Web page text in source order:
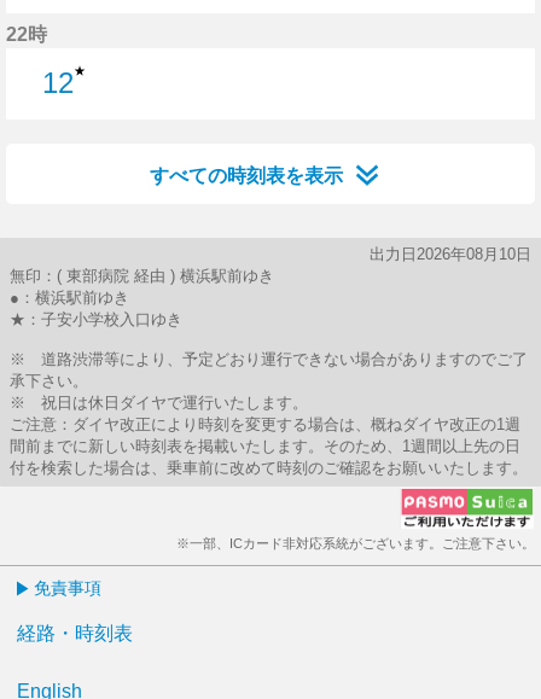
22時
12★
すべての時刻表を表示
出力日2026年08月10日
無印：( 東部病院 経由 ) 横浜駅前ゆき
●：横浜駅前ゆき
★：子安小学校入口ゆき
※ 道路渋滞等により、予定どおり運行できない場合がありますのでご了
承下さい。
※ 祝日は休日ダイヤで運行いたします。
ご注意：ダイヤ改正により時刻を変更する場合は、概ねダイヤ改正の1週
間前までに新しい時刻表を掲載いたします。そのため、1週間以上先の日
付を検索した場合は、乗車前に改めて時刻のご確認をお願いいたします。
※一部、ICカード非対応系統がございます。ご注意下さい。
免責事項
経路・時刻表
English